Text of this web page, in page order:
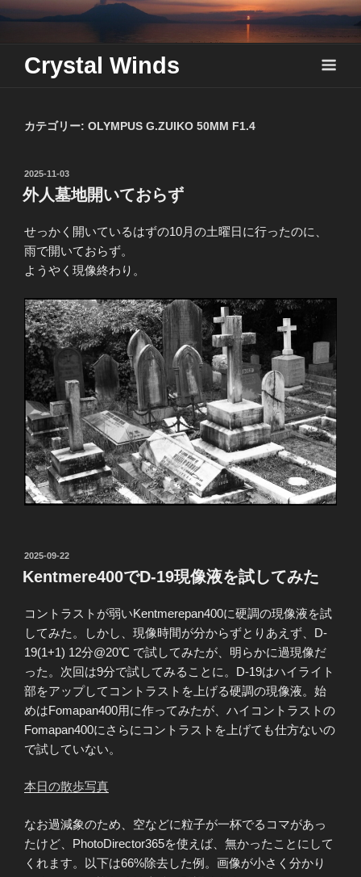
Skip
content
Crystal Winds
カテゴリー: OLYMPUS G.ZUIKO 50MM F1.4
投
稿
日:
2025-11-03
外人墓地開いておらず
せっかく開いているはずの10月の土曜日に行ったのに、
雨で開いておらず。
ようやく現像終わり。
投
稿
日:
2025-09-22
Kentmere400でD-19現像液を試してみた
コントラストが弱いKentmerepan400に硬調の現像液を試
してみた。しかし、現像時間が分からずとりあえず、D-
19(1+1) 12分@20℃ で試してみたが、明らかに過現像だ
った。次回は9分で試してみることに。D-19はハイライト
部をアップしてコントラストを上げる硬調の現像液。始
めはFomapan400用に作ってみたが、ハイコントラストの
Fomapan400にさらにコントラストを上げても仕方ないの
で試していない。
本日の散歩写真
なお過減象のため、空などに粒子が一杯でるコマがあっ
たけど、PhotoDirector365を使えば、無かったことにして
くれます。以下は66%除去した例。画像が小さく分かり